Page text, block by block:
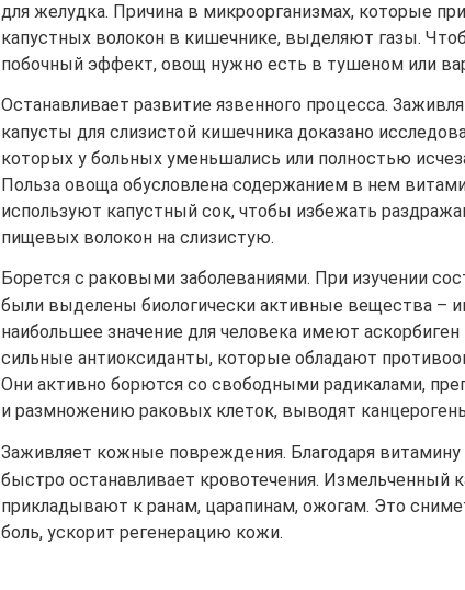
для желудка. Причина в микроорганизмах, которые
капустных волокон в кишечнике, выделяют газы.
побочный эффект, овощ нужно есть в тушеном или
Останавливает развитие язвенного процесса.
капусты для слизистой кишечника доказано
которых у больных уменьшались или полностью
Польза овоща обусловлена содержанием в нем
используют капустный сок, чтобы избежать
пищевых волокон на слизистую.
Борется с раковыми заболеваниями. При изучении
были выделены биологически активные вещества –
наибольшее значение для человека имеют
сильные антиоксиданты, которые обладают
Они активно борются со свободными радикалами,
и размножению раковых клеток, выводят
Заживляет кожные повреждения. Благодаря
быстро останавливает кровотечения. Измельченный
прикладывают к ранам, царапинам, ожогам. Это
боль, ускорит регенерацию кожи.